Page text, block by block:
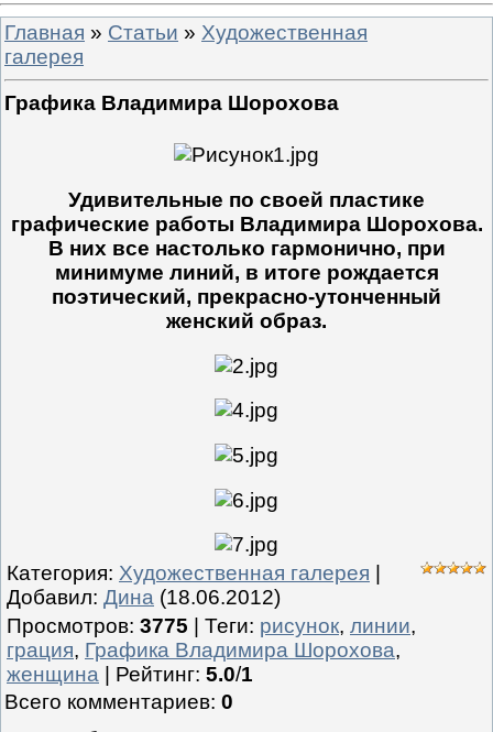
Главная » Статьи » Художественная
галерея
Графика Владимира Шорохова
Удивительные по своей пластике
графические работы Владимира Шорохова.
В них все настолько гармонично, при
минимуме линий, в итоге рождается
поэтический, прекрасно-утонченный
женский образ.
Категория: Художественная галерея
Добавил: Дина (18.06.2012)
Просмотров: 3775 Теги: рисунок, линии,
грация, Графика Владимира Шорохова,
женщина
Рейтинг: 5.0/1
Всего комментариев: 0